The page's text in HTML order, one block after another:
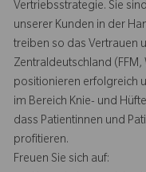
Vertriebsstrategie. Sie
unserer Kunden in der
treiben so das Vertrauen
Zentraldeutschland (FFM,
positionieren erfolgreich
im Bereich Knie- und
dass Patientinnen und
profitieren.
Freuen Sie sich auf: